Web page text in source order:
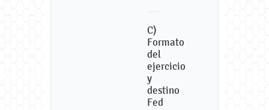
C)
Formato
del
ejercicio
y
destino
Fed